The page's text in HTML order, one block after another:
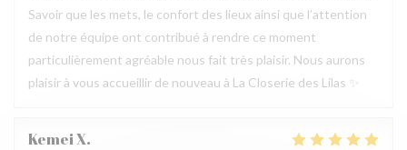
Savoir que les mets, le confort des lieux ainsi que l’attention
de notre équipe ont contribué à rendre ce moment
particulièrement agréable nous fait très plaisir. Nous aurons
plaisir à vous accueillir de nouveau à La Closerie des Lilas ✨
KemeiX